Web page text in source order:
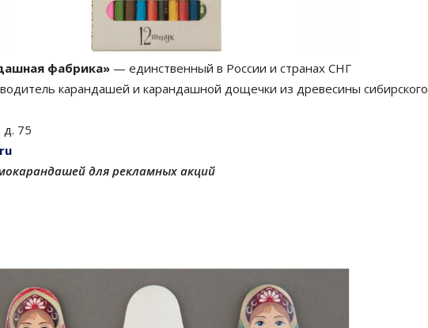
фабрика» — единственный в России и странах СНГ
карандашей и карандашной дощечки из древесины сибирского
д. 75
для рекламных акций